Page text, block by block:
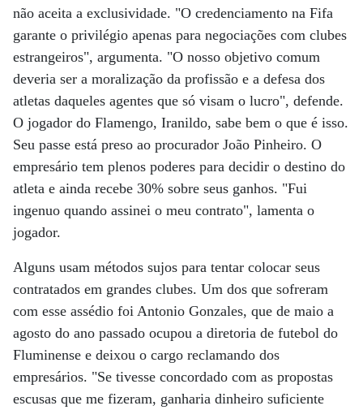
não aceita a exclusividade. "O credenciamento na Fifa
garante o privilégio apenas para negociações com clubes
estrangeiros", argumenta. "O nosso objetivo comum
deveria ser a moralização da profissão e a defesa dos
atletas daqueles agentes que só visam o lucro", defende.
O jogador do Flamengo, Iranildo, sabe bem o que é isso.
Seu passe está preso ao procurador João Pinheiro. O
empresário tem plenos poderes para decidir o destino do
atleta e ainda recebe 30% sobre seus ganhos. "Fui
ingenuo quando assinei o meu contrato", lamenta o
jogador.
Alguns usam métodos sujos para tentar colocar seus
contratados em grandes clubes. Um dos que sofreram
com esse assédio foi Antonio Gonzales, que de maio a
agosto do ano passado ocupou a diretoria de futebol do
Fluminense e deixou o cargo reclamando dos
empresários. "Se tivesse concordado com as propostas
escusas que me fizeram, ganharia dinheiro suficiente